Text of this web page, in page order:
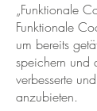
„Funktionale
Funktionale
um bereits
speichern und
verbesserte
anzubieten.